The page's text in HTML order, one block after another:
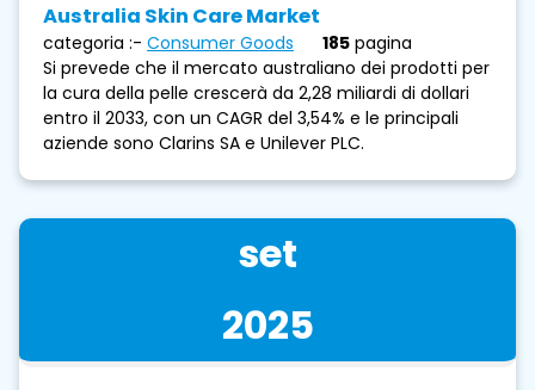
Australia Skin Care Market
categoria :- Consumer Goods 185 pagina
Si prevede che il mercato australiano dei prodotti per
la cura della pelle crescerà da 2,28 miliardi di dollari
entro il 2033, con un CAGR del 3,54% e le principali
aziende sono Clarins SA e Unilever PLC.
set
2025